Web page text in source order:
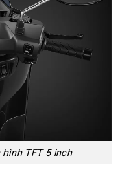
TFT 5 inch